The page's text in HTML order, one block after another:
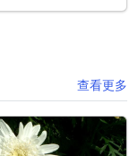
查看更多